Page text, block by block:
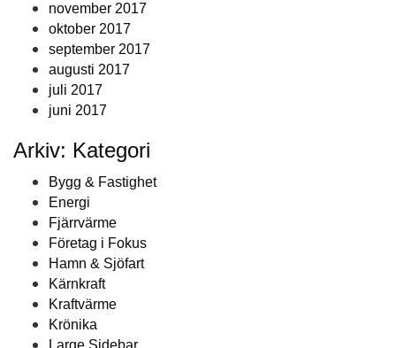
november 2017
oktober 2017
september 2017
augusti 2017
juli 2017
juni 2017
Arkiv: Kategori
Bygg & Fastighet
Energi
Fjärrvärme
Företag i Fokus
Hamn & Sjöfart
Kärnkraft
Kraftvärme
Krönika